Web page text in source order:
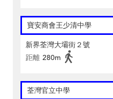
寶安商會王少清中學
新界荃灣大壩街２號
距離 280m
荃灣官立中學